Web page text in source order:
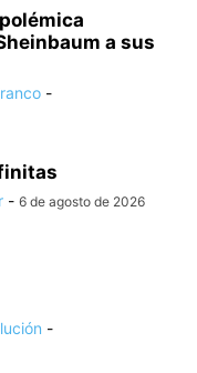
a sus
-
- 6 de agosto de 2026
-